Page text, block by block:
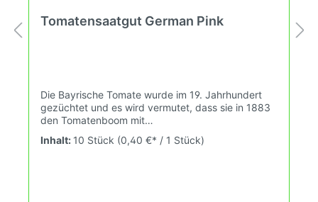
Tomatensaatgut German Pink
Die Bayrische Tomate wurde im 19. Jahrhundert
gezüchtet und es wird vermutet, dass sie in 1883
den Tomatenboom mit
samenechten/selbstbestäubten Sorten in den USA
ausgelöst hat. Eine alte, deutsche Sorte mit
Inhalt: 10 Stück (0,40 €* / 1 Stück)